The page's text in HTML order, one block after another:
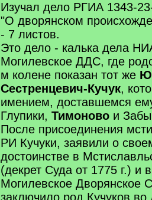
Изучал дело РГИА 1343-
"О дворянском
- 7 листов.
Это дело - калька дела
Могилевское ДДС, где
м колене показан тот же
Сестренцевич-Кучук,
имением, доставшемся
Глупики, Тимоново и
После присоединения
РИ Кучуки, заявили о
достоинстве в
(декрет Суда от 1775 г.) и
Могилевское Дворянское
заключило род Кучуков во